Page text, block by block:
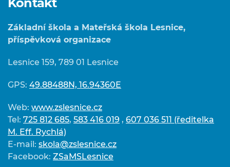
Základní škola a Mateřská škola Lesnice,
příspěvková organizace
Lesnice 159, 789 01 Lesnice
GPS: 49.88488N, 16.94360E
Web: www.zslesnice.cz
Tel: 725 812 685, 583 416 019 , 607 036 511 (ředitelka
M. Eff. Rychlá)
E-mail: skola@zslesnice.cz
Facebook: ZSaMSLesnice